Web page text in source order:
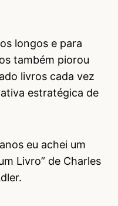
longos e para
também piorou
livros cada vez
estratégica de
eu achei um
Livro” de Charles